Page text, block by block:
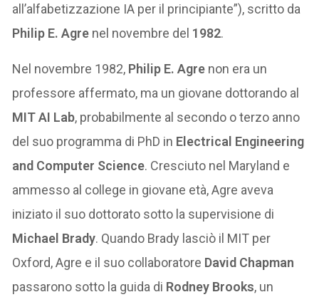
all’alfabetizzazione IA per il principiante”), scritto da
Philip E. Agre nel novembre del 1982.
Nel novembre 1982, Philip E. Agre non era un
professore affermato, ma un giovane dottorando al
MIT AI Lab, probabilmente al secondo o terzo anno
del suo programma di PhD in Electrical Engineering
and Computer Science. Cresciuto nel Maryland e
ammesso al college in giovane età, Agre aveva
iniziato il suo dottorato sotto la supervisione di
Michael Brady. Quando Brady lasciò il MIT per
Oxford, Agre e il suo collaboratore David Chapman
passarono sotto la guida di Rodney Brooks, un